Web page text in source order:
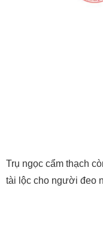
Trụ ngọc cẩm thạch
tài lộc cho người đeo